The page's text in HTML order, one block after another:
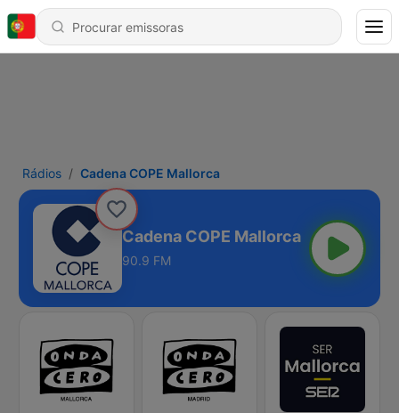
Rádios Cadena COPE Mallorca
Cadena COPE Mallorca
90.9 FM